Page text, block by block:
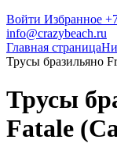
Войти Избранное
info@crazybeach.ru
Главная страница
Трусы бразильяно
Трусы
Fatale